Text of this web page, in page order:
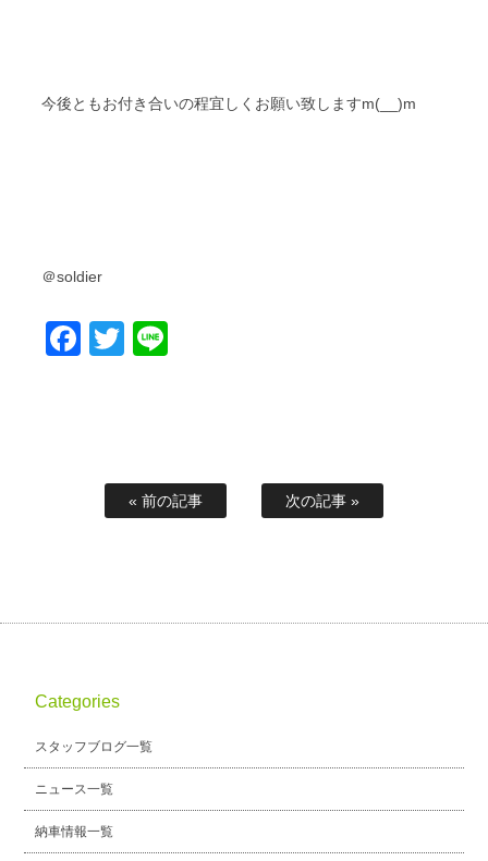
今後ともお付き合いの程宜しくお願い致しますm(__)m
＠soldier
Facebook
Twitter
« 前の記事 次の記事 »
Categories
スタッフブログ一覧
ニュース一覧
納車情報一覧